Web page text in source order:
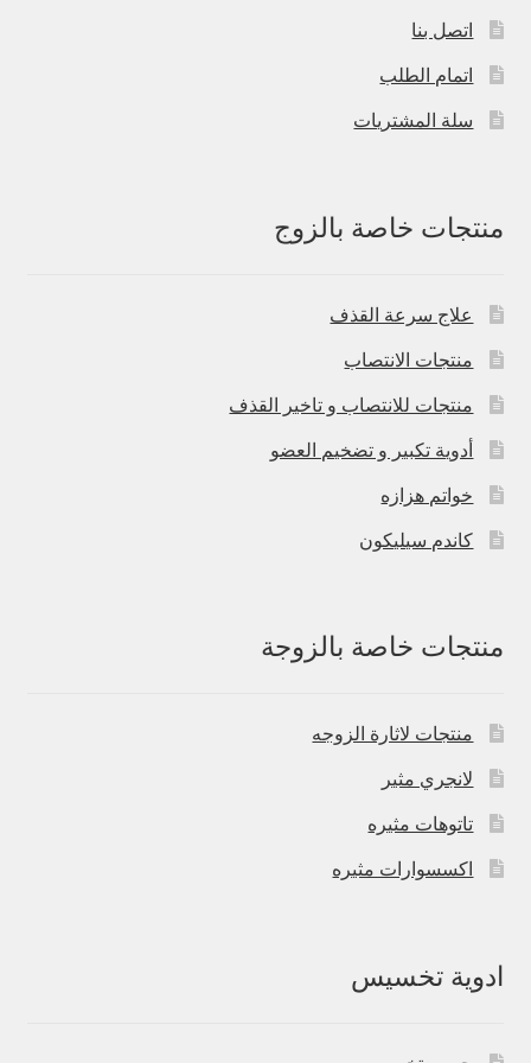
اتصل بنا
اتمام الطلب
سلة المشتريات
منتجات خاصة بالزوج
علاج سرعة القذف
منتجات الانتصاب
منتجات للانتصاب و تاخير القذف
أدوية تكبير و تضخيم العضو
خواتم هزازه
كاندم سيليكون
منتجات خاصة بالزوجة
منتجات لاثارة الزوجه
لانجري مثير
تاتوهات مثيره
اكسسوارات مثيره
ادوية تخسيس